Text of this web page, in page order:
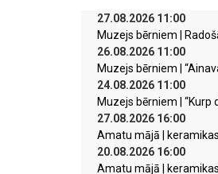
27.08.2026 11:00
Muzejs bērniem |
26.08.2026 11:00
Muzejs bērniem |
24.08.2026 11:00
Muzejs bērniem | “Kurp
27.08.2026 16:00
Amatu mājā |
20.08.2026 16:00
Amatu mājā |